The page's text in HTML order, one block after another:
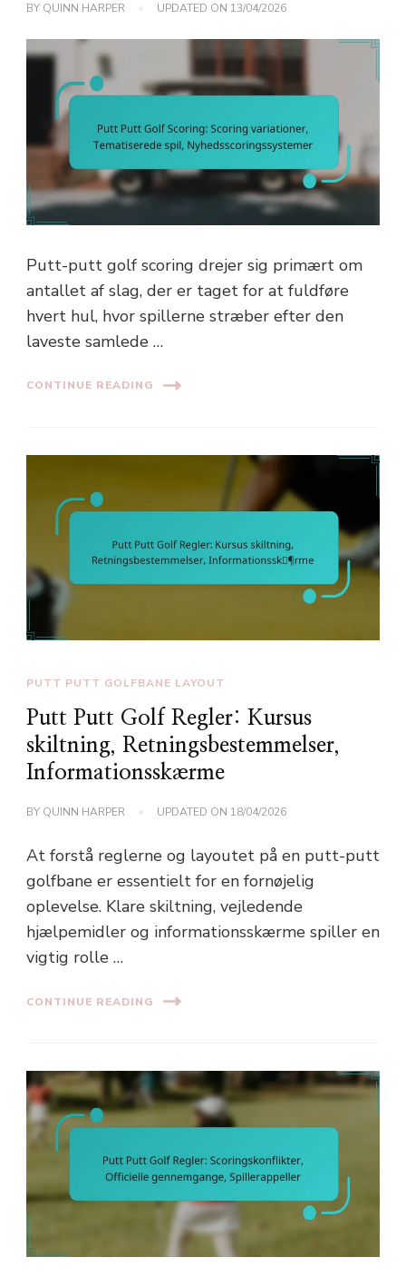
BY QUINN HARPER UPDATED ON 13/04/2026
Putt-putt golf scoring drejer sig primært om
antallet af slag, der er taget for at fuldføre
hvert hul, hvor spillerne stræber efter den
laveste samlede …
CONTINUE READING
PUTT PUTT GOLFBANE LAYOUT
Putt Putt Golf Regler: Kursus
skiltning, Retningsbestemmelser,
Informationsskærme
BY QUINN HARPER UPDATED ON 18/04/2026
At forstå reglerne og layoutet på en putt-putt
golfbane er essentielt for en fornøjelig
oplevelse. Klare skiltning, vejledende
hjælpemidler og informationsskærme spiller en
vigtig rolle …
CONTINUE READING